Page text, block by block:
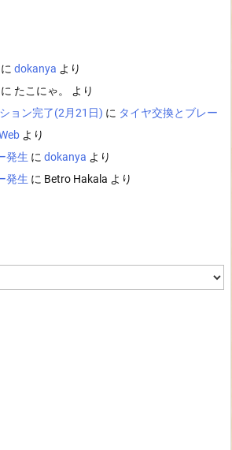
に dokanya より
に たこにゃ。
より
ョン完了(2月21日) に タイヤ交換とブレー
より
発生 に dokanya より
発生 に Betro Hakala より